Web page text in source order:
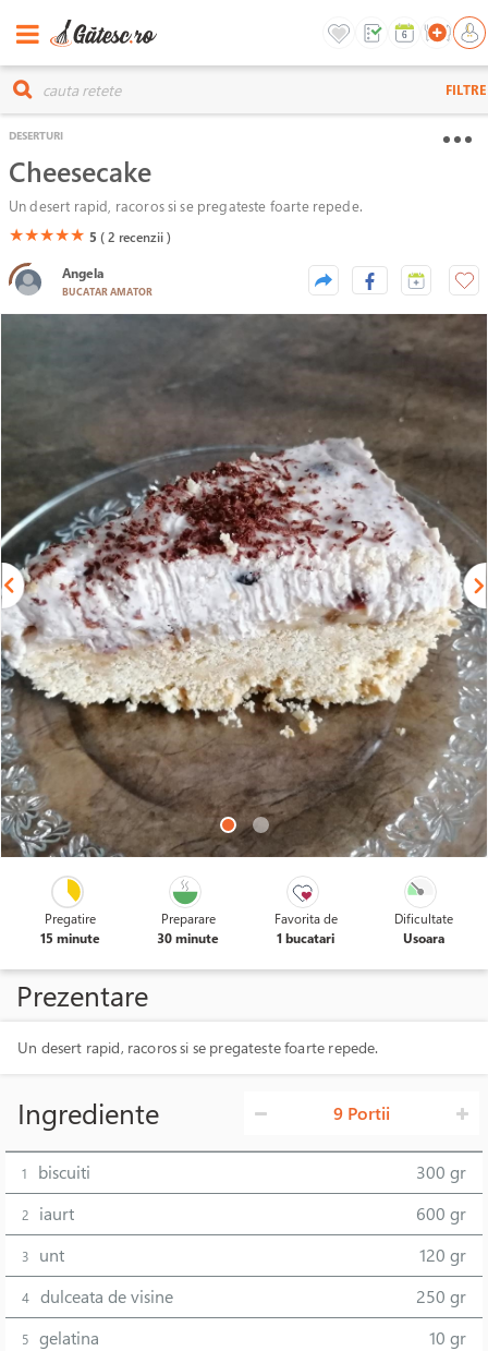
FILTRE
DESERTURI
Cheesecake
Un desert rapid, racoros si se pregateste foarte repede.
(*)
★(*)
★(*)
★(*)
★(*)
★ 5 ( 2 recenzii )
Angela
BUCATAR AMATOR
Pregatire
15 minute
Preparare
30 minute
Favorita de
1 bucatari
Dificultate
Usoara
Prezentare
Un desert rapid, racoros si se pregateste foarte repede.
Ingrediente 9 Portii
1 biscuiti 300 gr
2 iaurt 600 gr
3 unt 120 gr
4 dulceata de visine 250 gr
5 gelatina 10 gr